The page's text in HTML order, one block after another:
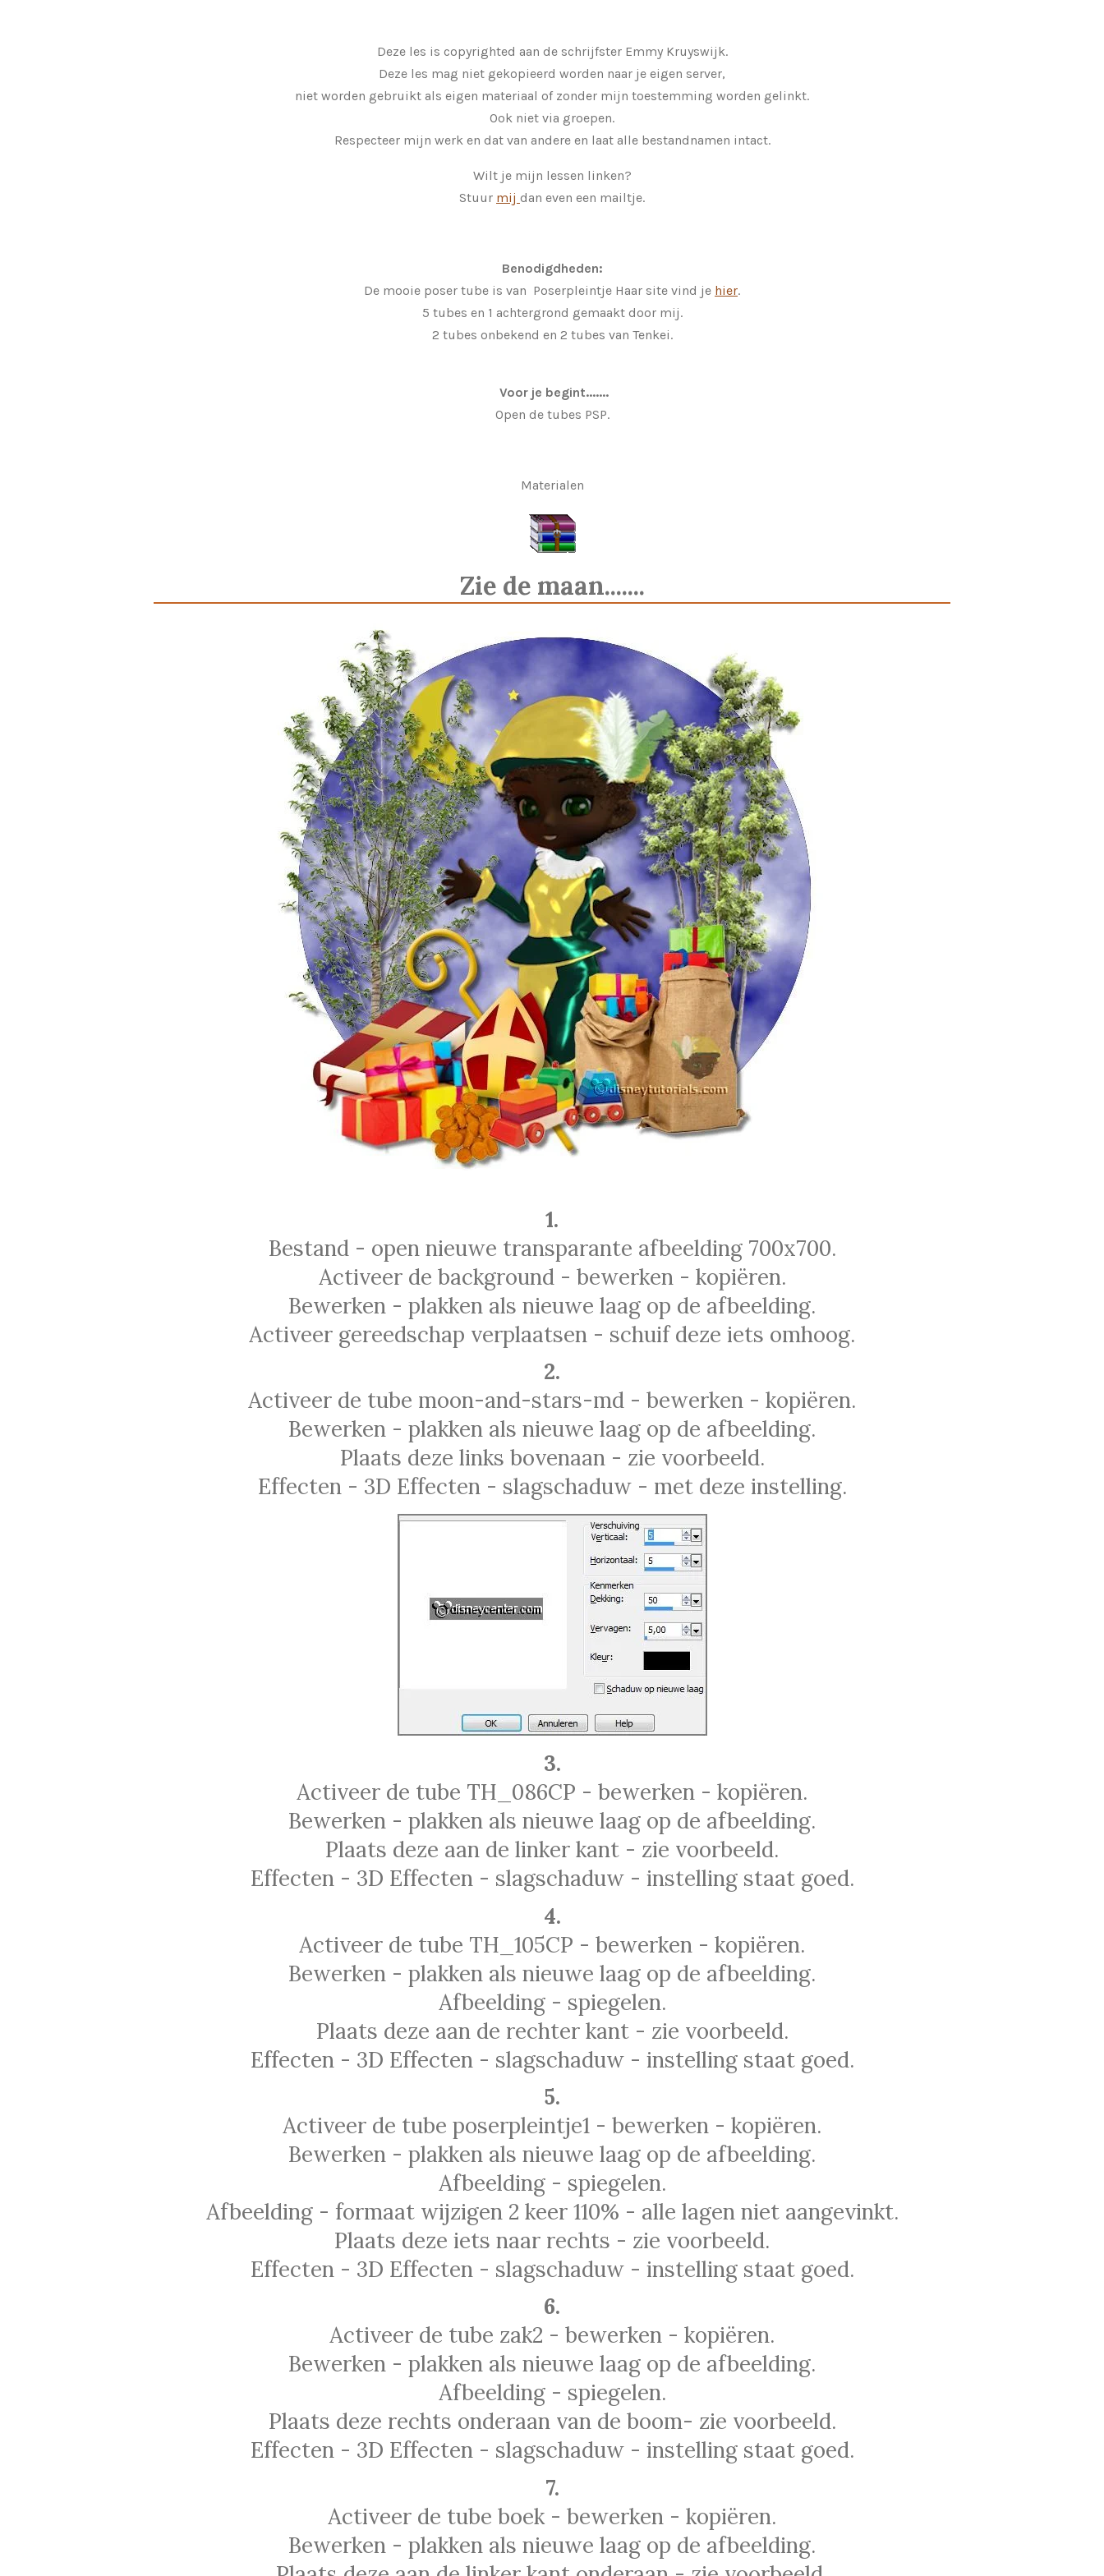
Deze les is copyrighted aan de schrijfster Emmy Kruyswijk.
Deze les mag niet gekopieerd worden naar je eigen server,
niet worden gebruikt als eigen materiaal of zonder mijn toestemming worden gelinkt.
Ook niet via groepen.
Respecteer mijn werk en dat van andere en laat alle bestandnamen intact.
Wilt je mijn lessen linken?
Stuur mij dan even een mailtje.
Benodigdheden:
De mooie poser tube is van Poserpleintje Haar site vind je hier.
5 tubes en 1 achtergrond gemaakt door mij.
2 tubes onbekend en 2 tubes van Tenkei.
Voor je begint.......
Open de tubes PSP.
Materialen
Zie de maan.......
1.
Bestand - open nieuwe transparante afbeelding 700x700.
Activeer de background - bewerken - kopiëren.
Bewerken - plakken als nieuwe laag op de afbeelding.
Activeer gereedschap verplaatsen - schuif deze iets omhoog.
2.
Activeer de tube moon-and-stars-md - bewerken - kopiëren.
Bewerken - plakken als nieuwe laag op de afbeelding.
Plaats deze links bovenaan - zie voorbeeld.
Effecten - 3D Effecten - slagschaduw - met deze instelling.
3.
Activeer de tube TH_086CP - bewerken - kopiëren.
Bewerken - plakken als nieuwe laag op de afbeelding.
Plaats deze aan de linker kant - zie voorbeeld.
Effecten - 3D Effecten - slagschaduw - instelling staat goed.
4.
Activeer de tube TH_105CP - bewerken - kopiëren.
Bewerken - plakken als nieuwe laag op de afbeelding.
Afbeelding - spiegelen.
Plaats deze aan de rechter kant - zie voorbeeld.
Effecten - 3D Effecten - slagschaduw - instelling staat goed.
5.
Activeer de tube poserpleintje1 - bewerken - kopiëren.
Bewerken - plakken als nieuwe laag op de afbeelding.
Afbeelding - spiegelen.
Afbeelding - formaat wijzigen 2 keer 110% - alle lagen niet aangevinkt.
Plaats deze iets naar rechts - zie voorbeeld.
Effecten - 3D Effecten - slagschaduw - instelling staat goed.
6.
Activeer de tube zak2 - bewerken - kopiëren.
Bewerken - plakken als nieuwe laag op de afbeelding.
Afbeelding - spiegelen.
Plaats deze rechts onderaan van de boom- zie voorbeeld.
Effecten - 3D Effecten - slagschaduw - instelling staat goed.
7.
Activeer de tube boek - bewerken - kopiëren.
Bewerken - plakken als nieuwe laag op de afbeelding.